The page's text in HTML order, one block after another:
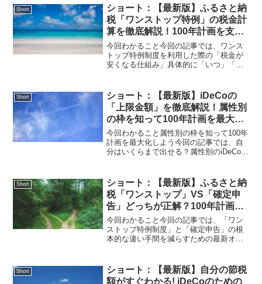
の部を計算するための基礎知識がわかり
ます。老後の「先立つモノ...
Short
ショート：【最新版】ふるさと納
税「ワンストップ特例」の税金計
算を徹底解説！100年計画を支え
る節税の仕組み
今回わかること今回の記事では、ワンス
トップ特例制度を利用した際の「税金が
安くなる仕組み」具体的に「いつ」「ど
させるコツがわかります。ふるさと納税
は、私が以前調べた際...
Short
ショート：【最新版】iDeCoの
「上限金額」を徹底解説！属性別
の枠を知って100年計画を最大化
しよう
今回わかること属性別の枠を知って100年
計画を最大化しよう今回の記事では、自
分はいくらまで出せる？属性別のiDeCo上
うと「100年計画」はどう変わるのかがわ
かりま...
Short
ショート：【最新版】ふるさと納
税「ワンストップ」VS「確定申
告」どっちが正解？100年計画を
支える申請の全知識
今回わかること今回の記事では、「ワン
ストップ特例制度」と「確定申告」の根
本的な違い手間を減らすための最新オン
かります。以前の記事でお話しした通
り、ふるさと納税は実質...
Short
ショート：【最新版】自分の節税
額がすぐわかる! iDeCoのための